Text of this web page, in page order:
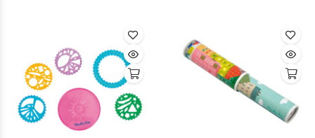
fois que vous le désirez !
Dimension : L 14 x l 11 cm